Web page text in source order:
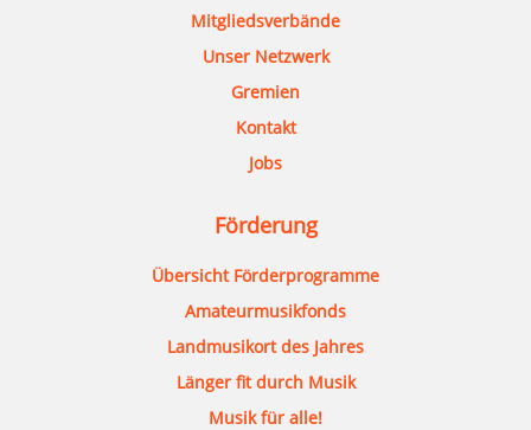
Mitgliedsverbände
Unser Netzwerk
Gremien
Kontakt
Jobs
Förderung
Übersicht Förderprogramme
Amateurmusikfonds
Landmusikort des Jahres
Länger fit durch Musik
Musik für alle!